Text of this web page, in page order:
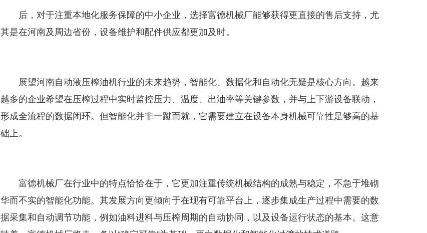
后，对于注重本地化服务保障的中小企业，选择富德机械厂能够获得更直接的售后支持，尤
其是在河南及周边省份，设备维护和配件供应都更加及时。
展望河南自动液压榨油机行业的未来趋势，智能化、数据化和自动化无疑是核心方向。越来
越多的企业希望在压榨过程中实时监控压力、温度、出油率等关键参数，并与上下游设备联动，
形成全流程的数据闭环。但智能化并非一蹴而就，它需要建立在设备本身机械可靠性足够高的基
础上。
富德机械厂在行业中的特点恰恰在于，它更加注重传统机械结构的成熟与稳定，不急于堆砌
华而不实的智能化功能。其发展方向更倾向于在现有可靠平台上，逐步集成生产过程中需要的数
据采集和自动调节功能，例如油料进料与压榨周期的自动协同，以及设备运行状态的基本。这意